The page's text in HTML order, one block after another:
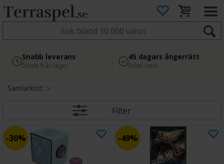
4.8
Läs omdömen på Google
Säker betalning
med Svea
Snabb leverans
Direkt från lager
45 dagars ångerrätt
Enkel retur
Samlarkort
Filter
30% 49%